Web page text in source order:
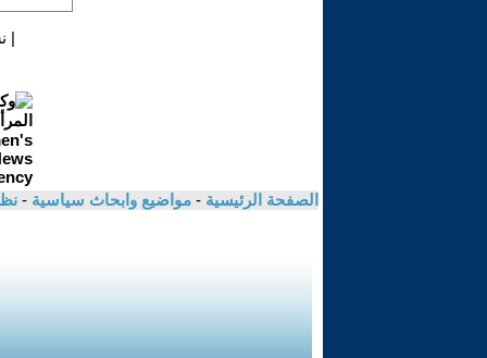
|
الصفحة الرئيسية - مواضيع وابحاث سياسية -